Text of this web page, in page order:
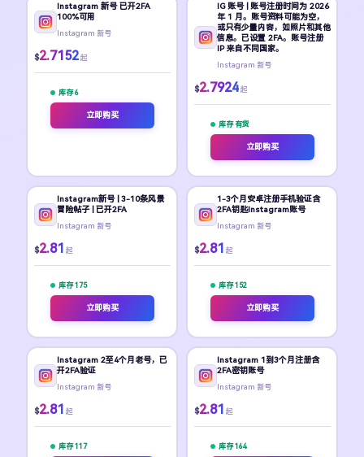
Instagram 新号 已开2FA
100%可用
Instagram 新号
$2.7152 起
库存 6
立即购买
IG 账号 | 账号注册时间为 2026
年 1 月。账号资料可能为空，
或只有少量内容，如照片和其他
信息。已设置 2FA。账号注册
IP 来自不同国家。
Instagram 新号
$2.7924 起
库存 有货
立即购买
Instagram新号 | 3-10条风景
冒险帖子 | 已开2FA
Instagram 新号
$2.81 起
库存 175
立即购买
1-3个月安卓注册手机验证含
2FA钥匙Instagram账号
Instagram 新号
$2.81 起
库存 152
立即购买
Instagram 2至4个月老号，已
开2FA验证
Instagram 新号
$2.81 起
库存 117
Instagram 1到3个月注册含
2FA密钥账号
Instagram 新号
$2.81 起
库存 164